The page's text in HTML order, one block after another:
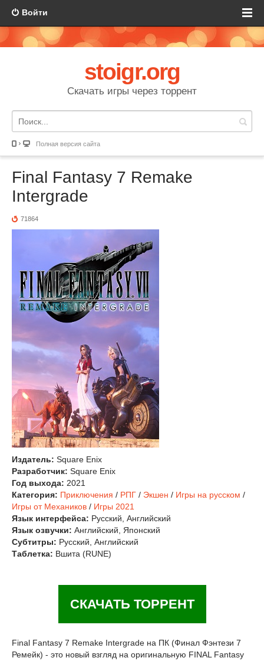
Войти
stoigr.org
Скачать игры через торрент
Полная версия сайта
Final Fantasy 7 Remake
Intergrade
71864
Издатель: Square Enix
Разработчик: Square Enix
Год выхода: 2021
Категория: Приключения / РПГ / Экшен / Игры на русском /
Игры от Механиков / Игры 2021
Язык интерфейса: Русский, Английский
Язык озвучки: Английский, Японский
Субтитры: Русский, Английский
Таблетка: Вшита (RUNE)
СКАЧАТЬ ТОРРЕНТ
Final Fantasy 7 Remake Intergrade на ПК (Финал Фэнтези 7
Ремейк) - это новый взгляд на оригинальную FINAL Fantasy